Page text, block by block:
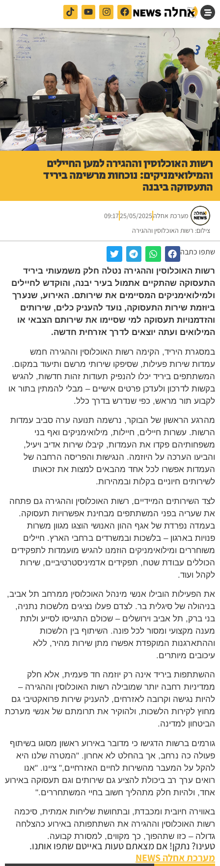
רשות האוכלוסין וההגירה למען החיילים
והמילואימניקים: נוכחות מרשימה ביריד
התעסוקה ביבנה
מערכת אחלה25/05/2025
09:17
צילום: רשות האוכלוסין וההגירה
שתפו כתבה
רשות האוכלוסין וההגירה נטלה חלק משמעותי ביריד
התעסוקה שהתקיים אתמול בעיר יבנה, והוקדש לחיילים
ולמילואימניקים המסיימים את שירותם. האירוע, שנערך
ביוזמת שירות התעסוקה, נועד להעניק כלים, שירותים
והזדמנויות תעסוקה למי שסיימו את שירותם הצבאי או
המילואים ועתה יוצאים לדרך אזרחית חדשה.
במסגרת היריד, הקימה רשות האוכלוסין וההגירה חמש
עמדות שירות פעילות, שסיפקו שירותי מרשם ותיעוד במקום.
המשתתפים ביריד יכלו להנפיק תעודות זהות חדשות, להגיש
בקשות לדרכון ולעדכן פרטים אישיים – מבלי להמתין בתור או
לקבוע תור מראש, כפי שנדרש בדרך כלל.
מהרגע הראשון של הבוקר, נרשמה תנועה ערה סביב עמדות
הרשות. עשרות חיילים, חיילות, מילואימניקים ואף בני
משפחותיהם פקדו את העמדות, קיבלו שירות אדיב ויעיל,
והביעו הערכה על היוזמה. הנגישות והפריסה הרחבה של
העמדות אפשרו לכל אחד מהבאים למצות את זכאותו
לשירותים חיוניים בקלות ובמהירות.
לצד השירותים המיידיים, רשות האוכלוסין וההגירה גם פתחה
את שעריה בפני המשתתפים מבחינת אפשרויות תעסוקה.
בעמדה נפרדת של אגף ההון האנושי הוצגו מגוון משרות
פנויות בארגון – בלשכות ובמשרדים ברחבי הארץ. חיילים
משוחררים ומילואימניקים הוזמנו להגיש מועמדות לתפקידים
הכוללים עבודת שטח, תפקידים אדמיניסטרטיביים, שירות
לקהל ועוד.
את הפעילות הובילו אנשי מינהל האוכלוסין ממרחב תל אביב,
בניהולה של סיגלית בר. לצדם פעלו נציגים מלשכות נתניה,
בני ברק, תל אביב וירושלים – שכולם התגייסו לסייע ולתת
מענה מקצועי ומסור לכל פונה. השיתוף בין הלשכות
וההתארגנות המוקפדת אפשרו מתן שירות מהיר, ללא
עיכובים מיותרים.
ההשתתפות ביריד אינה רק יוזמה חד פעמית, אלא חלק
ממדיניות רחבה יותר שמובילה רשות האוכלוסין וההגירה –
להיות נגישה וקרובה לאזרחים, להעניק שירות פרואקטיבי גם
מחוץ לקירות הלשכות, ולהוקיר את תרומתם של אנשי מערכת
הביטחון למדינה.
גורמים ברשות הדגישו כי מדובר באירוע ראשון מסוגו בשיתוף
פעולה כה נרחב, אך בהחלט לא אחרון. "המטרה שלנו היא
להקל על המעבר מהשירות לחיים האזרחיים," ציינו. "אנו
רואים ערך רב ביכולת להציע גם שירותים וגם תעסוקה באירוע
אחד, ולהיות חלק מתהליך חשוב בחיי המשתחררים."
באווירה חיובית ומכבדת, ובתחושת שליחות אמתית, סיכמה
רשות האוכלוסין וההגירה את השתתפותה באירוע כהצלחה
גדולה – כזו שתהפוך, כך מקווים, למסורת קבועה.
טעינו? נתקן! אם מצאתם טעות באייטם שתפו אותנו.
מערכת אחלה NEWS